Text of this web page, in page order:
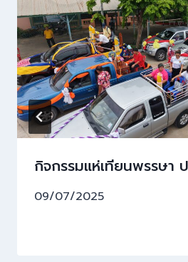
กิจกรรมแห่เทียนพรรษา
09/07/2025